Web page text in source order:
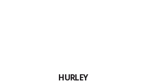
HURLEY